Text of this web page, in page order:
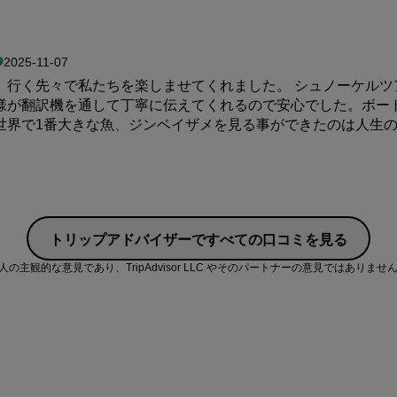
清潔感
2025-11-07
く先々で私たちを楽しませてくれました。 シュノーケル
翻訳機を通して丁寧に伝えてくれるので安心でした。ボ
で1番大きな魚、ジンベイザメを見る事ができたのは人生
トリップアドバイザーですべての口コミを見る
の主観的な意見であり、TripAdvisor LLC やそのパートナーの意見ではありませ